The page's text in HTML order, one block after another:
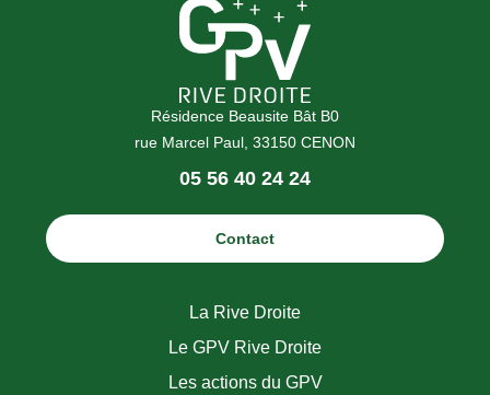
Résidence Beausite Bât B0
rue Marcel Paul, 33150 CENON
Téléphone
05 56 40 24 24
Contact
La Rive Droite
Le GPV Rive Droite
Les actions du GPV